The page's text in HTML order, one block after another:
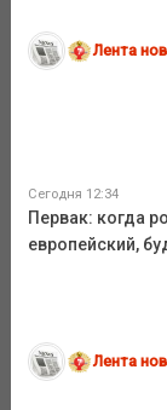
Лента
Сегодня 12:34
Первак: когда
европейский,
Лента